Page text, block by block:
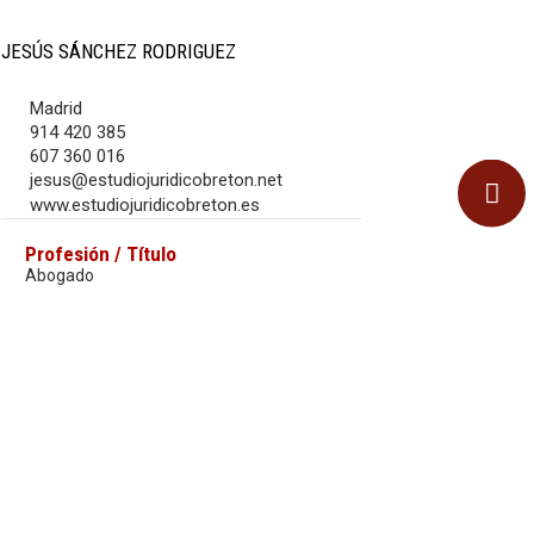
JESÚS SÁNCHEZ RODRIGUEZ
Madrid
914 420 385
607 360 016
jesus@estudiojuridicobreton.net
www.estudiojuridicobreton.es
Profesión / Título
Abogado